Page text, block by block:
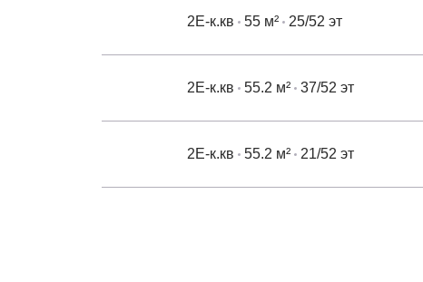
2Е-к.кв 55 м² 25/52 эт
2Е-к.кв 55.2 м² 37/52 эт
2Е-к.кв 55.2 м² 21/52 эт